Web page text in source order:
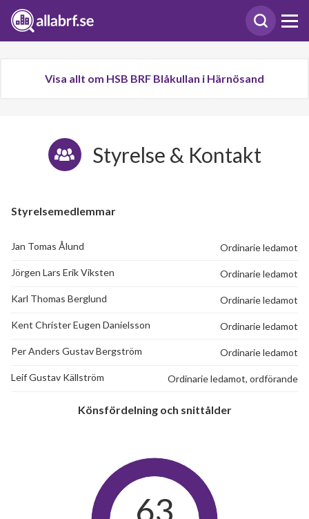
Visa allt om HSB BRF Blåkullan i Härnösand
Styrelse & Kontakt
Styrelsemedlemmar
Jan Tomas Ålund Ordinarie ledamot
Jörgen Lars Erik Viksten Ordinarie ledamot
Karl Thomas Berglund Ordinarie ledamot
Kent Christer Eugen Danielsson Ordinarie ledamot
Per Anders Gustav Bergström Ordinarie ledamot
Leif Gustav Källström Ordinarie ledamot, ordförande
Könsfördelning och snittålder
63